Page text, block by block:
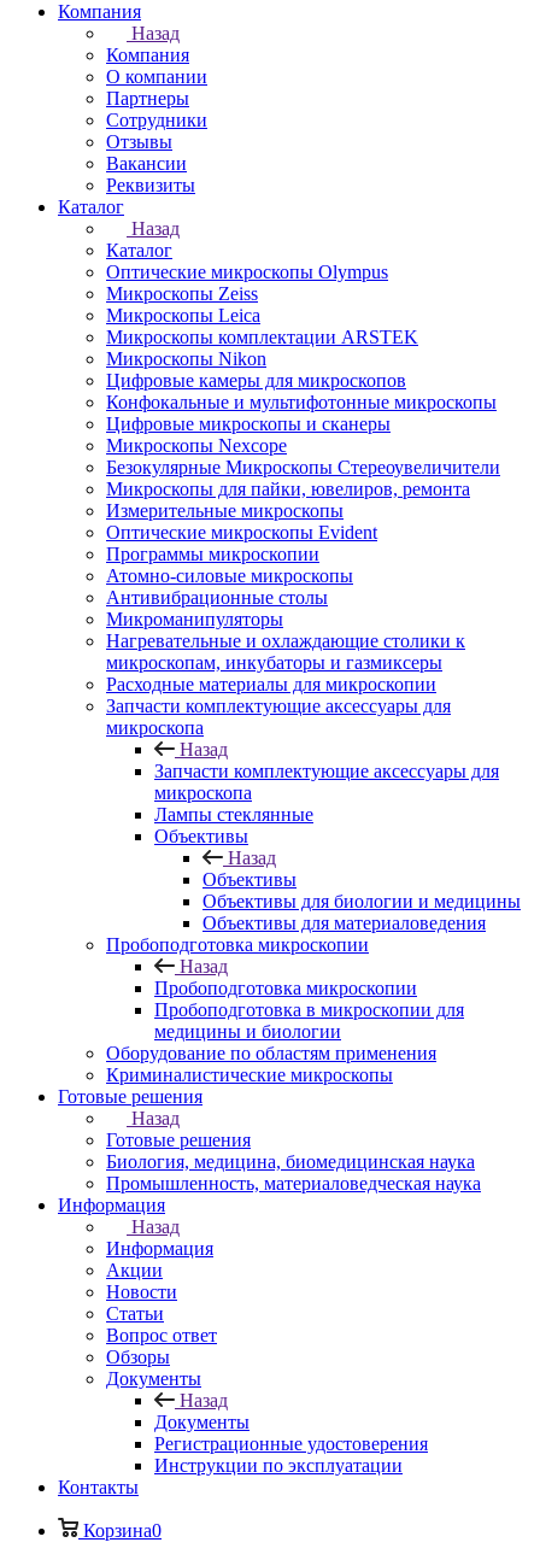
Компания
Назад
Компания
О компании
Партнеры
Сотрудники
Отзывы
Вакансии
Реквизиты
Каталог
Назад
Каталог
Оптические микроскопы Olympus
Микроскопы Zeiss
Микроскопы Leica
Микроскопы комплектации ARSTEK
Микроскопы Nikon
Цифровые камеры для микроскопов
Конфокальные и мультифотонные микроскопы
Цифровые микроскопы и сканеры
Микроскопы Nexcope
Безокулярные Микроскопы Стереоувеличители
Микроскопы для пайки, ювелиров, ремонта
Измерительные микроскопы
Оптические микроскопы Evident
Программы микроскопии
Атомно-силовые микроскопы
Антивибрационные столы
Микроманипуляторы
Нагревательные и охлаждающие столики к
микроскопам, инкубаторы и газмиксеры
Расходные материалы для микроскопии
Запчасти комплектующие аксессуары для
микроскопа
Назад
Запчасти комплектующие аксессуары для
микроскопа
Лампы стеклянные
Объективы
Назад
Объективы
Объективы для биологии и медицины
Объективы для материаловедения
Пробоподготовка микроскопии
Назад
Пробоподготовка микроскопии
Пробоподготовка в микроскопии для
медицины и биологии
Оборудование по областям применения
Криминалистические микроскопы
Готовые решения
Назад
Готовые решения
Биология, медицина, биомедицинская наука
Промышленность, материаловедческая наука
Информация
Назад
Информация
Акции
Новости
Статьи
Вопрос ответ
Обзоры
Документы
Назад
Документы
Регистрационные удостоверения
Инструкции по эксплуатации
Контакты
Корзина0